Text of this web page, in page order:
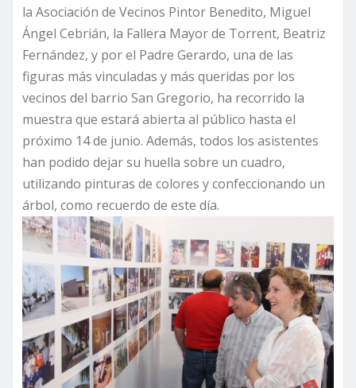
la Asociación de Vecinos Pintor Benedito, Miguel
Ángel Cebrián, la Fallera Mayor de Torrent, Beatriz
Fernández, y por el Padre Gerardo, una de las
figuras más vinculadas y más queridas por los
vecinos del barrio San Gregorio, ha recorrido la
muestra que estará abierta al público hasta el
próximo 14 de junio. Además, todos los asistentes
han podido dejar su huella sobre un cuadro,
utilizando pinturas de colores y confeccionando un
árbol, como recuerdo de este día.